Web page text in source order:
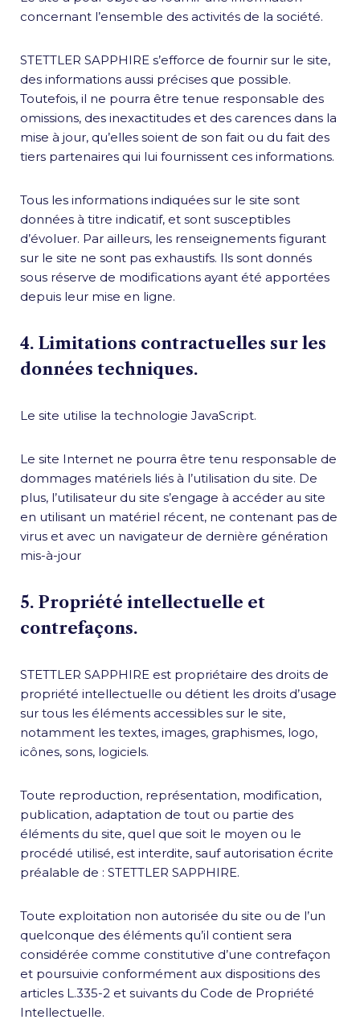
concernant l’ensemble des activités de la société.
STETTLER SAPPHIRE s’efforce de fournir sur le site,
des informations aussi précises que possible.
Toutefois, il ne pourra être tenue responsable des
omissions, des inexactitudes et des carences dans la
mise à jour, qu’elles soient de son fait ou du fait des
tiers partenaires qui lui fournissent ces informations.
Tous les informations indiquées sur le site sont
données à titre indicatif, et sont susceptibles
d’évoluer. Par ailleurs, les renseignements figurant
sur le site ne sont pas exhaustifs. Ils sont donnés
sous réserve de modifications ayant été apportées
depuis leur mise en ligne.
4. Limitations contractuelles sur les
données techniques.
Le site utilise la technologie JavaScript.
Le site Internet ne pourra être tenu responsable de
dommages matériels liés à l’utilisation du site. De
plus, l’utilisateur du site s’engage à accéder au site
en utilisant un matériel récent, ne contenant pas de
virus et avec un navigateur de dernière génération
mis-à-jour
5. Propriété intellectuelle et
contrefaçons.
STETTLER SAPPHIRE est propriétaire des droits de
propriété intellectuelle ou détient les droits d’usage
sur tous les éléments accessibles sur le site,
notamment les textes, images, graphismes, logo,
icônes, sons, logiciels.
Toute reproduction, représentation, modification,
publication, adaptation de tout ou partie des
éléments du site, quel que soit le moyen ou le
procédé utilisé, est interdite, sauf autorisation écrite
préalable de : STETTLER SAPPHIRE.
Toute exploitation non autorisée du site ou de l’un
quelconque des éléments qu’il contient sera
considérée comme constitutive d’une contrefaçon
et poursuivie conformément aux dispositions des
articles L.335-2 et suivants du Code de Propriété
Intellectuelle.